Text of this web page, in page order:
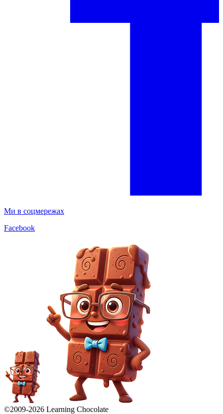
Ми в соцмережах
Facebook
©2009-2026 Learning Chocolate